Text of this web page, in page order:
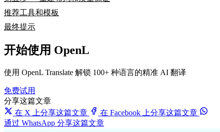
推荐工具和模板
最终提示
开始使用 OpenL
使用 OpenL Translate 解锁 100+ 种语言的精准 AI 翻译
免费试用
分享这篇文章
在 X 上分享这篇文章
在 Facebook 上分享这篇文章
通过 WhatsApp 分享这篇文章